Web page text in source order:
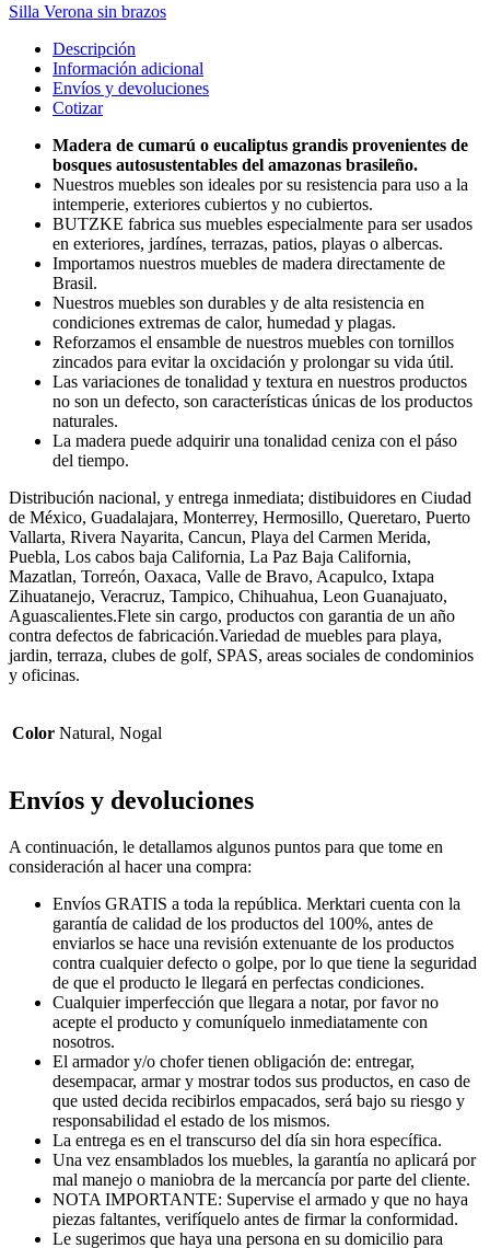
Silla Verona sin brazos
Descripción
Información adicional
Envíos y devoluciones
Cotizar
Madera de cumarú o eucaliptus grandis provenientes de
bosques autosustentables del amazonas brasileño.
Nuestros muebles son ideales por su resistencia para uso a la
intemperie, exteriores cubiertos y no cubiertos.
BUTZKE fabrica sus muebles especialmente para ser usados
en exteriores, jardínes, terrazas, patios, playas o albercas.
Importamos nuestros muebles de madera directamente de
Brasil.
Nuestros muebles son durables y de alta resistencia en
condiciones extremas de calor, humedad y plagas.
Reforzamos el ensamble de nuestros muebles con tornillos
zincados para evitar la oxcidación y prolongar su vida útil.
Las variaciones de tonalidad y textura en nuestros productos
no son un defecto, son características únicas de los productos
naturales.
La madera puede adquirir una tonalidad ceniza con el páso
del tiempo.
Distribución nacional, y entrega inmediata; distibuidores en Ciudad
de México, Guadalajara, Monterrey, Hermosillo, Queretaro, Puerto
Vallarta, Rivera Nayarita, Cancun, Playa del Carmen Merida,
Puebla, Los cabos baja California, La Paz Baja California,
Mazatlan, Torreón, Oaxaca, Valle de Bravo, Acapulco, Ixtapa
Zihuatanejo, Veracruz, Tampico, Chihuahua, Leon Guanajuato,
Aguascalientes.Flete sin cargo, productos con garantia de un año
contra defectos de fabricación.Variedad de muebles para playa,
jardin, terraza, clubes de golf, SPAS, areas sociales de condominios
y oficinas.
Color Natural, Nogal
Envíos y devoluciones
A continuación, le detallamos algunos puntos para que tome en
consideración al hacer una compra:
Envíos GRATIS a toda la república. Merktari cuenta con la
garantía de calidad de los productos del 100%, antes de
enviarlos se hace una revisión extenuante de los productos
contra cualquier defecto o golpe, por lo que tiene la seguridad
de que el producto le llegará en perfectas condiciones.
Cualquier imperfección que llegara a notar, por favor no
acepte el producto y comuníquelo inmediatamente con
nosotros.
El armador y/o chofer tienen obligación de: entregar,
desempacar, armar y mostrar todos sus productos, en caso de
que usted decida recibirlos empacados, será bajo su riesgo y
responsabilidad el estado de los mismos.
La entrega es en el transcurso del día sin hora específica.
Una vez ensamblados los muebles, la garantía no aplicará por
mal manejo o maniobra de la mercancía por parte del cliente.
NOTA IMPORTANTE: Supervise el armado y que no haya
piezas faltantes, verifíquelo antes de firmar la conformidad.
Le sugerimos que haya una persona en su domicilio para